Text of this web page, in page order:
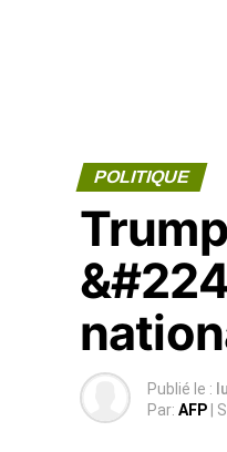
POLITIQUE
Publié le :
Par: AFP |